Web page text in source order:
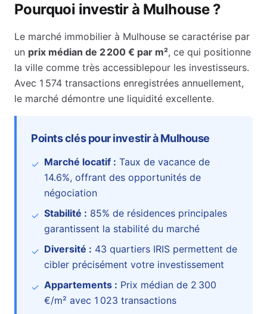
Pourquoi investir à Mulhouse?
Le marché immobilier à Mulhouse se caractérise par
un prix médian de 2 200 € par m², ce qui positionne
la ville comme très accessiblepour les investisseurs.
Avec 1 574 transactions enregistrées annuellement,
le marché démontre une liquidité excellente.
Points clés pour investir àMulhouse
✓ Marché locatif : Taux de vacance de
14.6%, offrant des opportunités de
négociation
✓ Stabilité : 85% de résidences principales
garantissent la stabilité du marché
✓ Diversité : 43 quartiers IRIS permettent de
cibler précisément votre investissement
✓ Appartements : Prix médian de 2 300
€/m² avec 1 023 transactions